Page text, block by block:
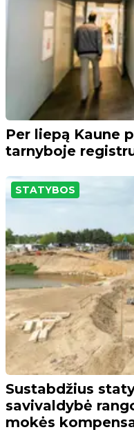
Per liepą Kaune
tarnyboje
STATYBOS
Sustabdžius
savivaldybė
mokės